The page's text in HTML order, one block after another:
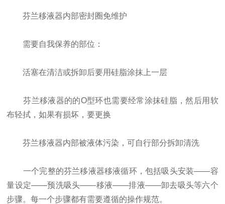
芬兰移液器内部密封圈免维护
需要自我保养的部位：
活塞在清洁或拆卸后要用硅脂涂抹上一层
芬兰移液器的的O型环也需要经常涂抹硅脂，然后用软
布轻拭，如果有损坏，要更换
芬兰移液器内部被液体污染，可自行部分拆卸清洗
一个完整的芬兰移液器移液循环，包括吸头安装——容
量设定——预洗吸头——移液——排液——卸去吸头等六个
步骤。每一个步骤都有需要遵循的操作规范。